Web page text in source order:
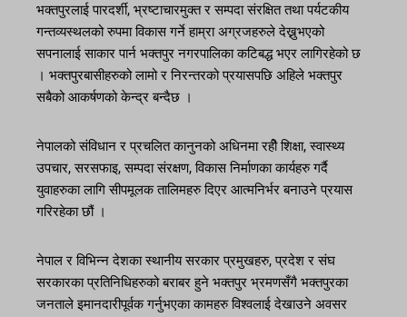
भक्तपुरलाई पारदर्शी, भ्रष्टाचारमुक्त र सम्पदा संरक्षित तथा पर्यटकीय
गन्तव्यस्थलको रुपमा विकास गर्ने हाम्रा अग्रजहरुले देख्नुभएको
सपनालाई साकार पार्न भक्तपुर नगरपालिका कटिबद्ध भएर लागिरहेको छ
। भक्तपुरबासीहरुको लामो र निरन्तरको प्रयासपछि अहिले भक्तपुर
सबैको आकर्षणको केन्द्र बन्दैछ ।
नेपालको संविधान र प्रचलित कानुनको अधिनमा रहीे शिक्षा, स्वास्थ्य
उपचार, सरसफाइ, सम्पदा संरक्षण, विकास निर्माणका कार्यहरु गर्दै
युवाहरुका लागि सीपमूलक तालिमहरु दिएर आत्मनिर्भर बनाउने प्रयास
गरिरहेका छौं ।
नेपाल र विभिन्न देशका स्थानीय सरकार प्रमुखहरु, प्रदेश र संघ
सरकारका प्रतिनिधिहरुको बराबर हुने भक्तपुर भ्रमणसँगै भक्तपुरका
जनताले इमानदारीपूर्वक गर्नुभएका कामहरु विश्वलाई देखाउने अवसर